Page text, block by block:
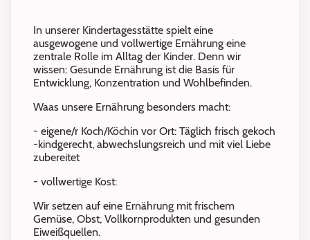
In unserer Kindertagesstätte spielt eine
ausgewogene und vollwertige Ernährung eine
zentrale Rolle im Alltag der Kinder. Denn wir
wissen: Gesunde Ernährung ist die Basis für
Entwicklung, Konzentration und Wohlbefinden.
Waas unsere Ernährung besonders macht:
- eigene/r Koch/Köchin vor Ort: Täglich frisch gekoch
-kindgerecht, abwechslungsreich und mit viel Liebe
zubereitet
- vollwertige Kost:
Wir setzen auf eine Ernährung mit frischem
Gemüse, Obst, Vollkornprodukten und gesunden
Eiweißquellen.